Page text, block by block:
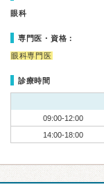
眼科
専門医・資格：
眼科専門医
診療時間
09:00-12:00
14:00-18:00